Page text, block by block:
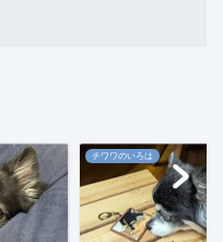
チワワのいろは